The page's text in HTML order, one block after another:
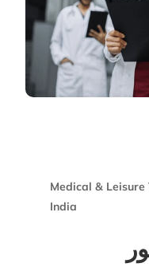
Medical &
India